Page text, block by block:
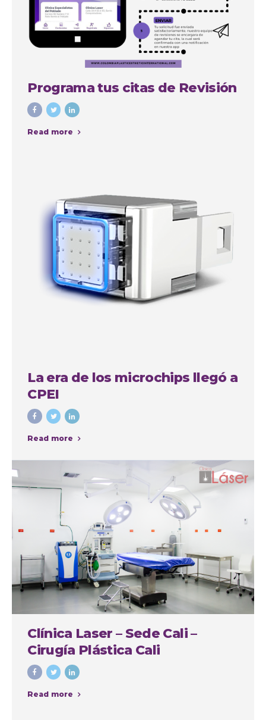
Programa tus citas de Revisión
Read more
La era de los microchips llegó a
CPEI
Read more
Clínica Laser – Sede Cali –
Cirugía Plástica Cali
Read more